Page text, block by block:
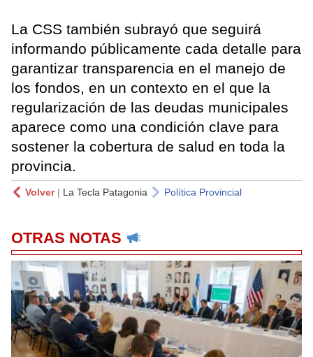
La CSS también subrayó que seguirá
informando públicamente cada detalle para
garantizar transparencia en el manejo de
los fondos, en un contexto en el que la
regularización de las deudas municipales
aparece como una condición clave para
sostener la cobertura de salud en toda la
provincia.
Volver| La Tecla Patagonia Política Provincial
OTRAS NOTAS